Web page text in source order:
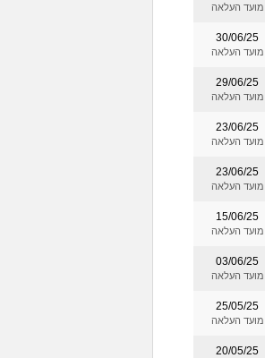
מועד העלאה
30/06/25
מועד העלאה
29/06/25
מועד העלאה
23/06/25
מועד העלאה
23/06/25
מועד העלאה
15/06/25
מועד העלאה
03/06/25
מועד העלאה
25/05/25
מועד העלאה
20/05/25